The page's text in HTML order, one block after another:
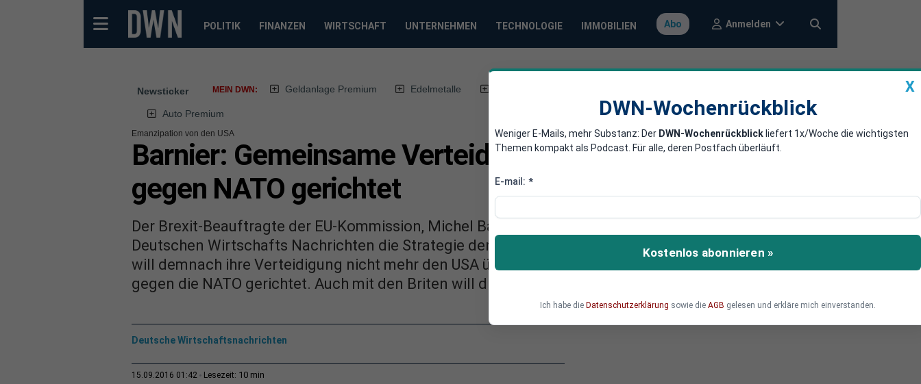
POLITIK FINANZEN WIRTSCHAFT UNTERNEHMEN TECHNOLOGIE IMMOBILIEN Abo Anmelden
Newsticker MEIN DWN: Geldanlage Premium Edelmetalle
Auto Premium
Emanzipation von den USA
Barnier: Gemeinsame Verteidigung der EU ist nicht
gegen NATO gerichtet
Der Brexit-Beauftragte der EU-Kommission, Michel Barnier, erklärt im Interview mit den
Deutschen Wirtschafts Nachrichten die Strategie der EU zu einer gemeinsamen EU-Armee: Die EU
will demnach ihre Verteidigung nicht mehr den USA überlassen. Das Vorgehen sei jedoch nicht
gegen die NATO gerichtet. Auch mit den Briten will die EU freundschaftlich zusammenarbeiten.
Deutsche Wirtschaftsnachrichten
15.09.2016 01:42 Lesezeit: 10 min
X
DWN-Wochenrückblick
Weniger E-Mails, mehr Substanz: Der DWN-Wochenrückblick liefert 1x/Woche die wichtigsten
Themen kompakt als Podcast. Für alle, deren Postfach überläuft.
E-mail: *
Kostenlos abonnieren »
Ich habe die Datenschutzerklärung sowie die AGB gelesen und erkläre mich einverstanden.